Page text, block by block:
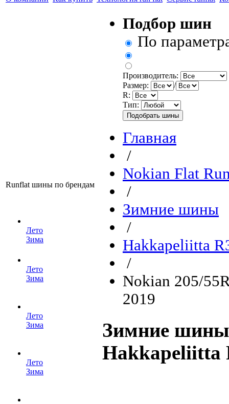
Runflat шины по брендам
Лето
Зима
Лето
Зима
Лето
Зима
Лето
Зима
Подбор шин
По
Производитель:
Размер:
/
R:
Тип:
Главная
/
Nokian Flat
/
Зимние шины
/
Hakkapeliitta
/
Nokian 205/
2019
Зимние шины
Hakkapeliitta